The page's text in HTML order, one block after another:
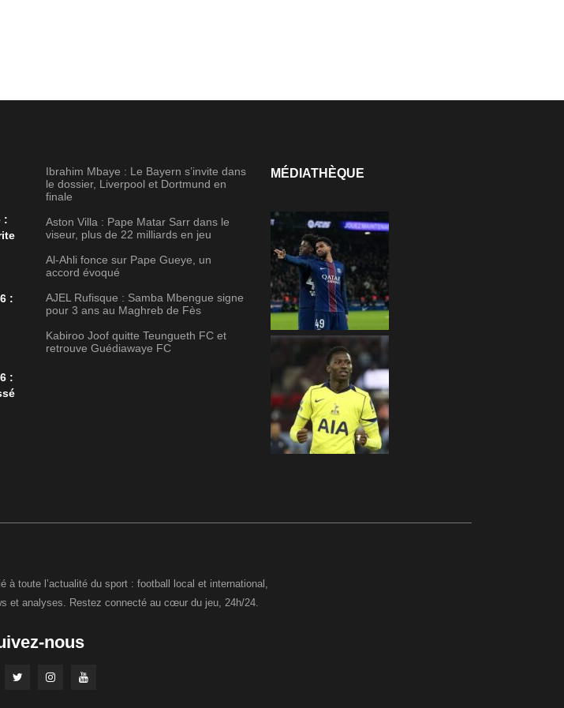
:
:
:
Ibrahim Mbaye : Le Bayern s’invite dans
le dossier, Liverpool et Dortmund en
finale
Aston Villa : Pape Matar Sarr dans le
viseur, plus de 22 milliards en jeu
Al-Ahli fonce sur Pape Gueye, un
accord évoqué
AJEL Rufisque : Samba Mbengue signe
pour 3 ans au Maghreb de Fès
Kabiroo Joof quitte Teungueth FC et
retrouve Guédiawaye FC
MÉDIATHÈQUE
à toute l’actualité du sport : football local et international,
et analyses. Restez connecté au cœur du jeu, 24h/24.
nous